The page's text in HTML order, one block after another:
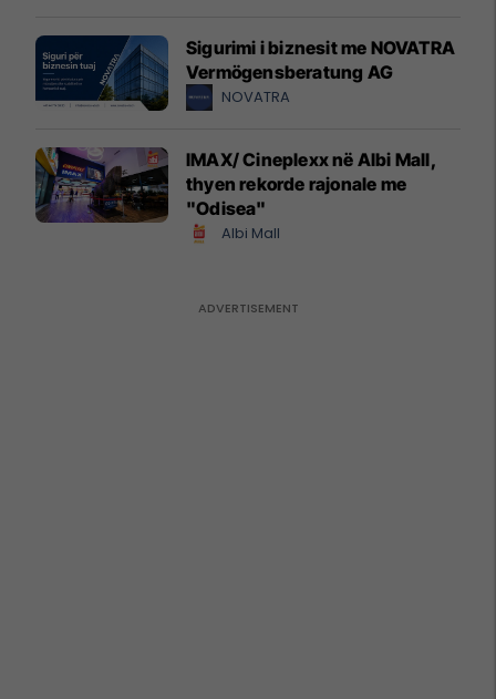
Sigurimi i biznesit me NOVATRA
Vermögensberatung AG
NOVATRA
IMAX/ Cineplexx në Albi Mall,
thyen rekorde rajonale me
"Odisea"
Albi Mall